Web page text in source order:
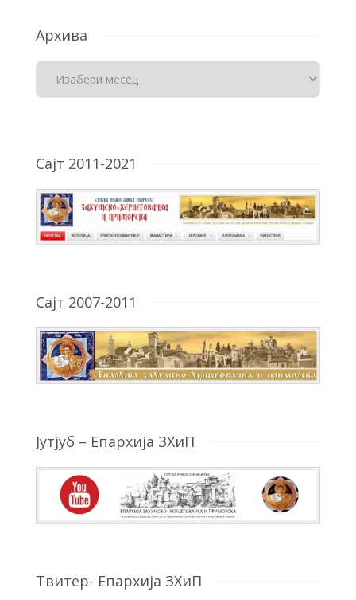
Архива
Сајт 2011-2021
Сајт 2007-2011
Јутјуб – Епархија ЗХиП
Твитер- Епархија ЗХиП